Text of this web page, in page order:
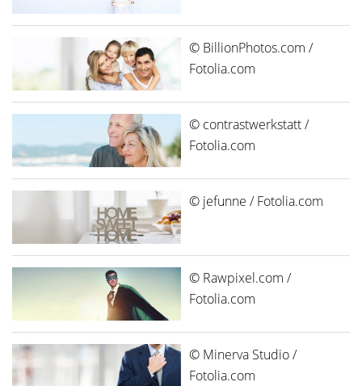
© BillionPhotos.com /
Fotolia.com
© contrastwerkstatt /
Fotolia.com
© jefunne / Fotolia.com
© Rawpixel.com /
Fotolia.com
© Minerva Studio /
Fotolia.com